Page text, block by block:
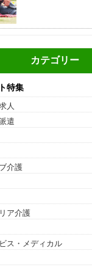
カテゴリー
特集
人
遣
介護
ア介護
ス・メディカル